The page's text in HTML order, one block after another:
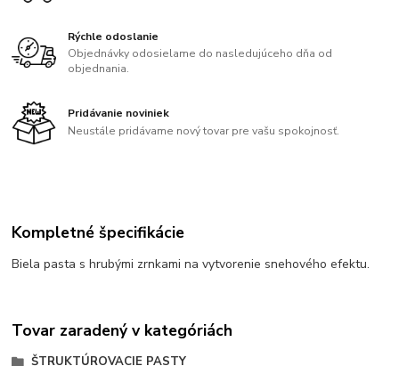
Rýchle odoslanie
Objednávky odosielame do nasledujúceho dňa od
objednania.
Pridávanie noviniek
Neustále pridávame nový tovar pre vašu spokojnosť.
Kompletné špecifikácie
Biela pasta s hrubými zrnkami na vytvorenie snehového efektu.
Tovar zaradený v kategóriách
ŠTRUKTÚROVACIE PASTY